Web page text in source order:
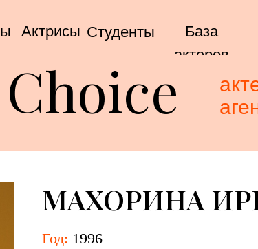
Актрисы
База
актеров
Студенты
МАХОРИНА
Год: 1996